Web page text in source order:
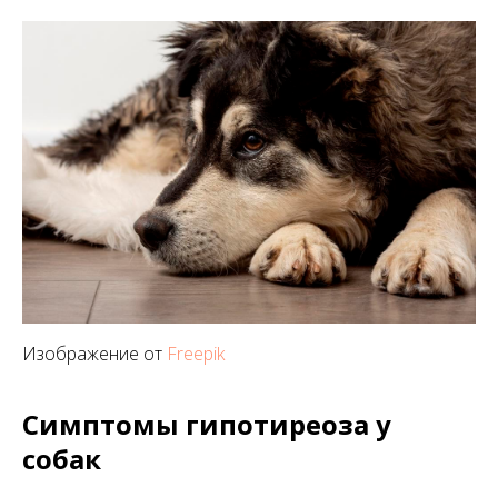
Изображение от Freepik
Симптомы гипотиреоза у
собак